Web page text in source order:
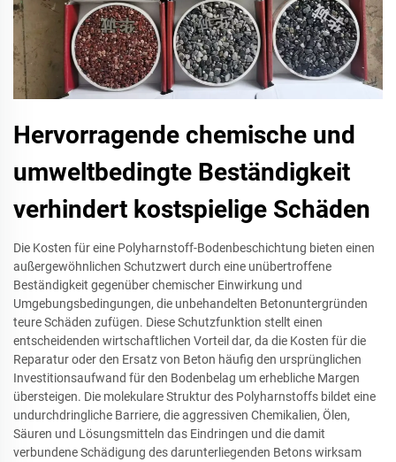
Hervorragende chemische und
umweltbedingte Beständigkeit
verhindert kostspielige Schäden
Die Kosten für eine Polyharnstoff-Bodenbeschichtung bieten einen
außergewöhnlichen Schutzwert durch eine unübertroffene
Beständigkeit gegenüber chemischer Einwirkung und
Umgebungsbedingungen, die unbehandelten Betonuntergründen
teure Schäden zufügen. Diese Schutzfunktion stellt einen
entscheidenden wirtschaftlichen Vorteil dar, da die Kosten für die
Reparatur oder den Ersatz von Beton häufig den ursprünglichen
Investitionsaufwand für den Bodenbelag um erhebliche Margen
übersteigen. Die molekulare Struktur des Polyharnstoffs bildet eine
undurchdringliche Barriere, die aggressiven Chemikalien, Ölen,
Säuren und Lösungsmitteln das Eindringen und die damit
verbundene Schädigung des darunterliegenden Betons wirksam